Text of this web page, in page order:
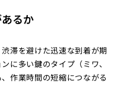
るか
滞を避けた迅速な到着が期
に多い鍵のタイプ（ミワ、
作業時間の短縮につながる